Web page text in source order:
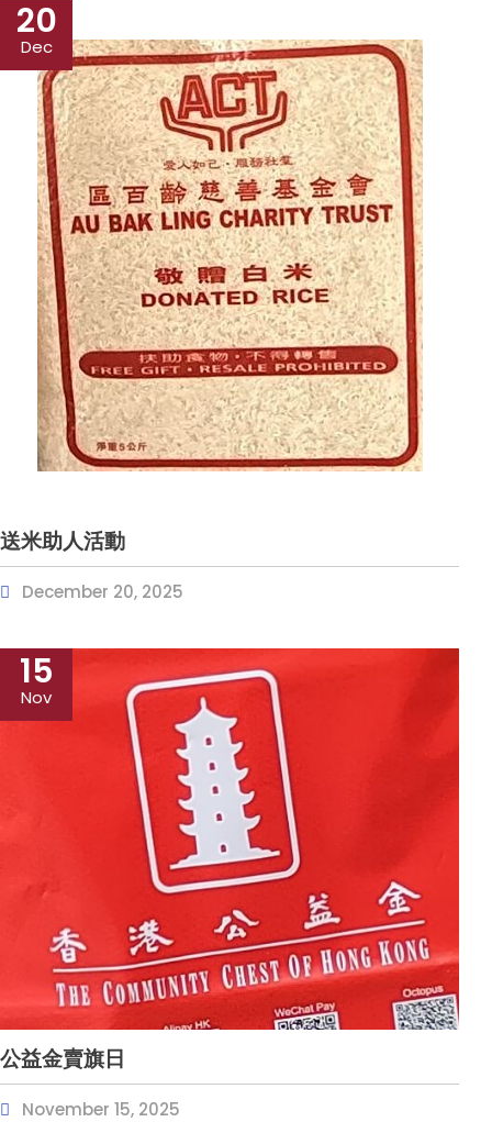
送米助人活動
December 20, 2025
20
Dec
公益金賣旗日
November 15, 2025
15
Nov